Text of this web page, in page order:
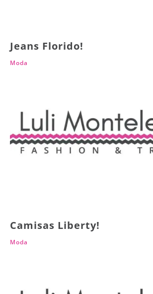
Jeans Florido!
Moda
Camisas Liberty!
Moda